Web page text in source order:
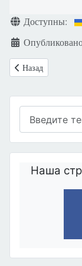
Наша
Информация о
Доступны:
Предыдущий:
Назад